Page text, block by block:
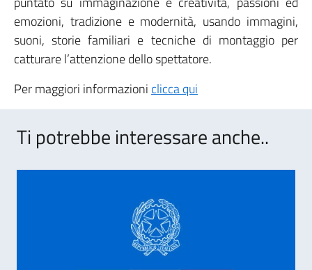
emozioni, tradizione e modernità, usando immagini,
suoni, storie familiari e tecniche di montaggio per
catturare l’attenzione dello spettatore.
Per maggiori informazioni clicca qui
Ti potrebbe interessare anche..